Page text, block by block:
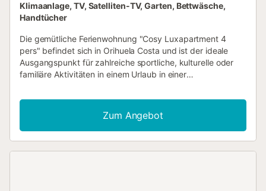
Klimaanlage, TV, Satelliten-TV, Garten, Bettwäsche,
Handtücher
Die gemütliche Ferienwohnung "Cosy Luxapartment 4
pers" befindet sich in Orihuela Costa und ist der ideale
Ausgangspunkt für zahlreiche sportliche, kulturelle oder
familiäre Aktivitäten in einem Urlaub in einer
ist nur 5 km entfernt. Die Ferienwohnung mit
Gemeinschaftspool verfügt über ein Wohnzimmer, eine gut
ausgestattete Küche mit Geschirrspüler, 2 Schlafzimmer, 2
Bäder und bietet Platz für 4 Personen. Zur Ausstattung
Zum Angebot